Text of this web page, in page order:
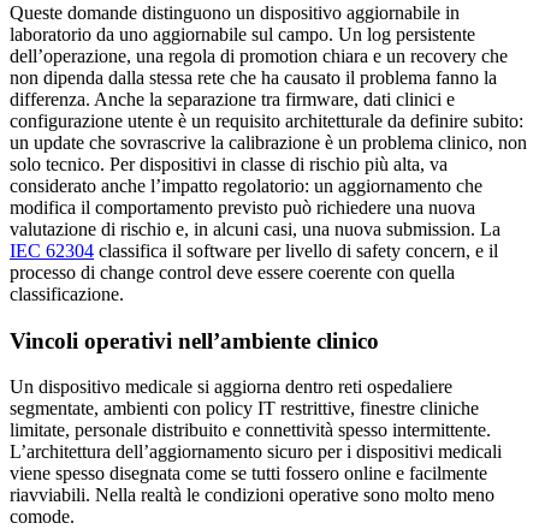
Queste domande distinguono un dispositivo aggiornabile in
laboratorio da uno aggiornabile sul campo. Un log persistente
dell’operazione, una regola di promotion chiara e un recovery che
non dipenda dalla stessa rete che ha causato il problema fanno la
differenza. Anche la separazione tra firmware, dati clinici e
configurazione utente è un requisito architetturale da definire subito:
un update che sovrascrive la calibrazione è un problema clinico, non
solo tecnico. Per dispositivi in classe di rischio più alta, va
considerato anche l’impatto regolatorio: un aggiornamento che
modifica il comportamento previsto può richiedere una nuova
valutazione di rischio e, in alcuni casi, una nuova submission. La
IEC 62304 classifica il software per livello di safety concern, e il
processo di change control deve essere coerente con quella
classificazione.
Vincoli operativi nell’ambiente clinico
Un dispositivo medicale si aggiorna dentro reti ospedaliere
segmentate, ambienti con policy IT restrittive, finestre cliniche
limitate, personale distribuito e connettività spesso intermittente.
L’architettura dell’aggiornamento sicuro per i dispositivi medicali
viene spesso disegnata come se tutti fossero online e facilmente
riavviabili. Nella realtà le condizioni operative sono molto meno
comode.